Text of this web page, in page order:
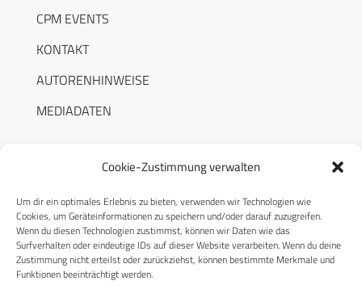
Cookie-Zustimmung verwalten
Um dir ein optimales Erlebnis zu bieten, verwenden wir Technologien wie
Cookies, um Geräteinformationen zu speichern und/oder darauf zuzugreifen.
Wenn du diesen Technologien zustimmst, können wir Daten wie das
Surfverhalten oder eindeutige IDs auf dieser Website verarbeiten. Wenn du deine
Zustimmung nicht erteilst oder zurückziehst, können bestimmte Merkmale und
Funktionen beeinträchtigt werden.
CPM EVENTS
KONTAKT
AUTORENHINWEISE
MEDIADATEN
RECHTLICHES
Datenschutzerklärung
Cookie-Richtlinie (EU)